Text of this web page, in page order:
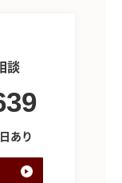
談
あり